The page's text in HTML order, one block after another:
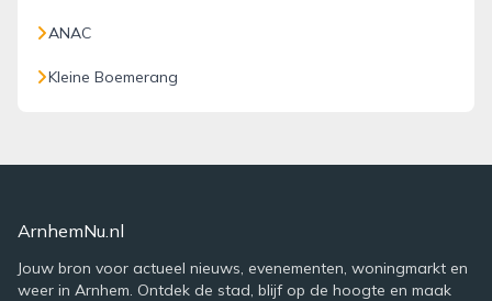
ANAC
Kleine Boemerang
ArnhemNu.nl
Jouw bron voor actueel nieuws, evenementen, woningmarkt en
weer in Arnhem. Ontdek de stad, blijf op de hoogte en maak